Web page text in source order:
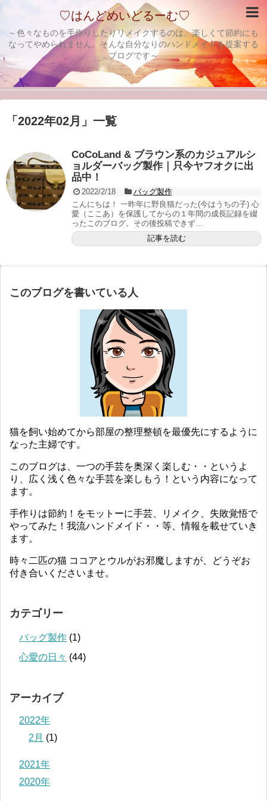
♡はんどめいどるーむ♡
～色々なものを手作りしたりリメイクするのは、楽しくて節約にも
なってやめられません。そんな自分なりのハンドメイドを提案する
ブログです～
「 2022年02月 」 一覧
CoCoLand & ブラウン系のカジュアルシ
ョルダーバッグ製作｜只今ヤフオクに出
品中！
2022/2/18
バッグ製作
こんにちは！ 一昨年に野良猫だった(今はうちの子) 心
愛（ここあ）を保護してからの１年間の成長記録を綴
ったこのブログ。その後投稿できず...
記事を読む
このブログを書いている人
猫を飼い始めてから部屋の整理整頓を最優先にするように
なった主婦です。
このブログは、一つの手芸を奥深く楽しむ・・というよ
り、広く浅く色々な手芸を楽しもう！という内容になって
ます。
手作りは節約！をモットーに手芸、リメイク、失敗覚悟で
やってみた！我流ハンドメイド・・等、情報を載せていき
ます。
時々二匹の猫 ココアとウルがお邪魔しますが、どうぞお
付き合いくださいませ。
カテゴリー
バッグ製作 (1)
心愛の日々 (44)
アーカイブ
2022年
2月 (1)
2021年
2020年